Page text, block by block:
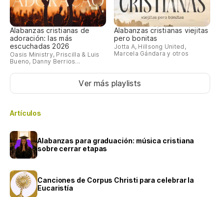
Alabanzas cristianas de
adoración: las más
escuchadas 2026
Oasis Ministry, Priscilla & Luis
Bueno, Danny Berrios...
Alabanzas cristianas viejitas
pero bonitas
Jotta A, Hillsong United,
Marcela Gándara y otros
Ver más playlists
Artículos
Alabanzas para graduación: música cristiana
sobre cerrar etapas
Canciones de Corpus Christi para celebrar la
Eucaristía